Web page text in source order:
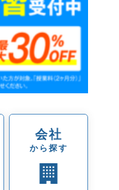
会社
から探す